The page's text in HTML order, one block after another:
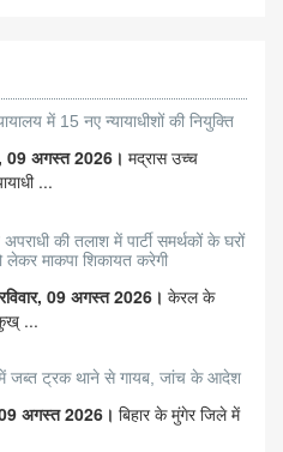
में 15 नए न्यायाधीशों की नियुक्ति
09 अगस्त 2026। मद्रास उच्च
...
की तलाश में पार्टी समर्थकों के घरों
लेकर माकपा शिकायत करेगी
09 अगस्त 2026। केरल के
...
में जब्त ट्रक थाने से गायब, जांच के आदेश
09 अगस्त 2026। बिहार के मुंगेर जिले में